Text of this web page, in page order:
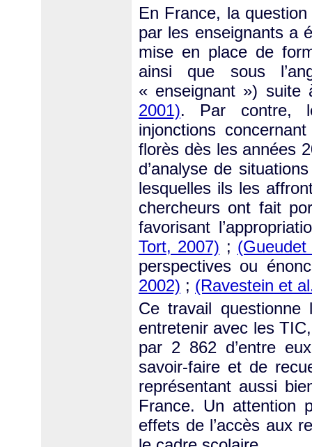
En France, la
par les enseignants a
mise en place de
ainsi que sous
« enseignant »)
2001). Par contre,
injonctions
florès dès les années
d’analyse de
lesquelles ils les
chercheurs ont fait
favorisant
Tort, 2007) ;
perspectives ou
2002) ; (Ravestein et
Ce travail questionne
entretenir avec les
par 2 862 d’entre
savoir-faire et de
représentant aussi
France. Un attention
effets de l’accès aux